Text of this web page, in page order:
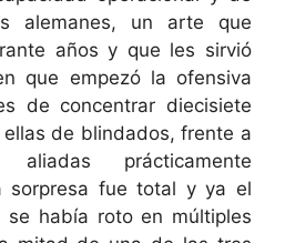
alemanes, un arte que
años y que les sirvió
que empezó la ofensiva
de concentrar diecisiete
de blindados, frente a
aliadas prácticamente
sorpresa fue total y ya el
había roto en múltiples